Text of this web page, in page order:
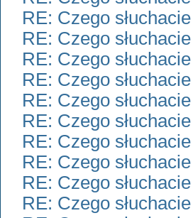
RE: Czego
RE: Czego
RE: Czego
RE: Czego
RE: Czego
RE: Czego
RE: Czego
RE: Czego
RE: Czego
RE: Czego